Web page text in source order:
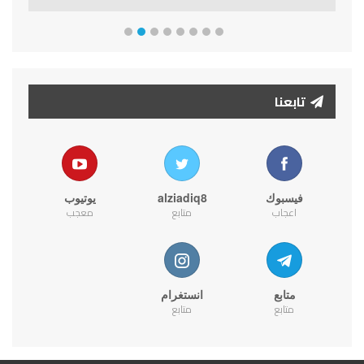
تابعنا
فيسبوك
اعجاب
alziadiq8
متابع
يوتيوب
معجب
متابع
متابع
انستغرام
متابع